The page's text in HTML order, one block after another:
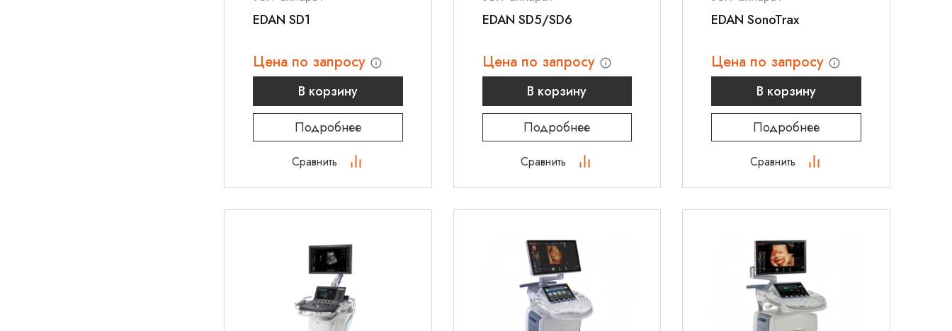
EDAN SD1
Цена по запросу
В корзину
Подробнее
Сравнить
EDAN SD5/SD6
Цена по запросу
В корзину
Подробнее
Сравнить
EDAN SonoTrax
Цена по запросу
В корзину
Подробнее
Сравнить